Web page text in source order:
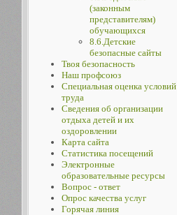
(законным
представителям)
обучающихся
8.6.Детские
безопасные сайты
Твоя безопасность
Наш профсоюз
Специальная оценка условий
труда
Сведения об организации
отдыха детей и их
оздоровлении
Карта сайта
Статистика посещений
Электронные
образовательные ресурсы
Вопрос - ответ
Опрос качества услуг
Горячая линия